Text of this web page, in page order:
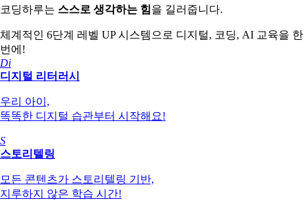
코딩하루는 스스로 생각하는 힘을 길러줍니다.
체계적인 6단계 레벨 UP 시스템으로 디지털, 코딩, AI 교육을 한
번에!
Di
디지털 리터러시
우리 아이,
똑똑한 디지털 습관부터 시작해요!
S
스토리텔링
모든 콘텐츠가 스토리텔링 기반,
지루하지 않은 학습 시간!